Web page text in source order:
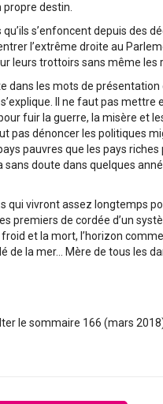
destin.
qu’ils s’enfoncent depuis des
l’extrême droite au
leurs trottoirs sans même les
dans les mots de
Il ne faut pas
fuir la guerre, la misère et
pas dénoncer les politiques
pauvres que les pays
doute dans quelques
qui vivront assez longtemps
premiers de cordée d’un
et la mort, l’horizon
de la mer… Mère de tous les
le sommaire 166 (mars